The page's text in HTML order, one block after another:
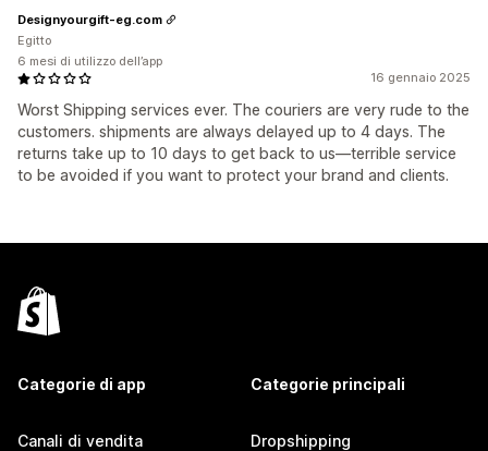
16 gennaio 2025
Worst Shipping services ever. The couriers are very rude to the
customers. shipments are always delayed up to 4 days. The
returns take up to 10 days to get back to us—terrible service
to be avoided if you want to protect your brand and clients.
Designyourgift-eg.com
Egitto
6 mesi di utilizzo dell’app
Categorie di app
Canali di vendita
Categorie principali
Dropshipping